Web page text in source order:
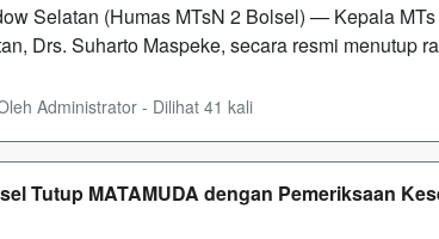
Selatan (Humas MTsN 2 Bolsel) — Kepala
Drs. Suharto Maspeke, secara resmi menutup
Administrator - Dilihat 41 kali
Tutup MATAMUDA dengan Pemeriksaan